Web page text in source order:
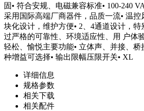
固• 符合安规、电磁兼容标准• 100-240
采用国际高端厂商器件，品质一流• 温控
块化设计，维护方便• 2、4通道设计，特
过严格的可靠性、环境适应性、用 户体
轻松、愉悦主要功能• 立体声、并接、桥
种增益可选择• 输出限幅压限开关• XL
详细信息
规格参数
相关下载
相关配件